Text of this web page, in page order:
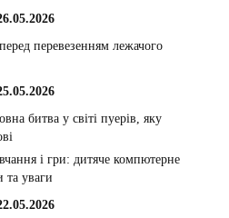
перевезенням лежачого
битва у світі пуерів, яку
і гри: дитяче компютерне
та уваги